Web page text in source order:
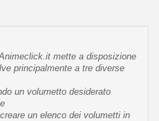
mette a disposizione
principalmente a tre diverse
un volumetto desiderato
un elenco dei volumetti in